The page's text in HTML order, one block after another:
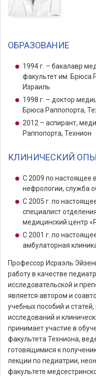
ОБРАЗОВАНИЕ
1994 г. – бакалавр
факультет им. Брюса
Израиль
1998 г. – доктор
Брюса Раппопорта,
2012 – аспирант,
Раппопорта, Технион
КЛИНИЧЕСКИЙ
С 2009 по настоящее
нефрологии, служба
С 2005 г. по
специалист
медицинский центр
С 2001 г. по
амбулаторная
Профессор Исраэль
работу в качестве
исследовательской и
является автором и
учебных пособий и
исследований и
принимает участие в
факультета Техниона,
готовящимися к
лекции по педиатрии,
факультете